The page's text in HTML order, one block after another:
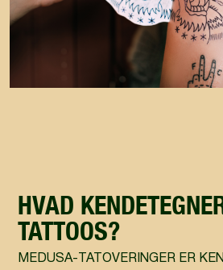
HVAD
TATTOOS?
MEDUSA-TATOVERINGER ER